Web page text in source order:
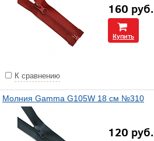
160 руб.
Купить
К сравнению
Молния Gamma G105W 18 см №310
120 руб.